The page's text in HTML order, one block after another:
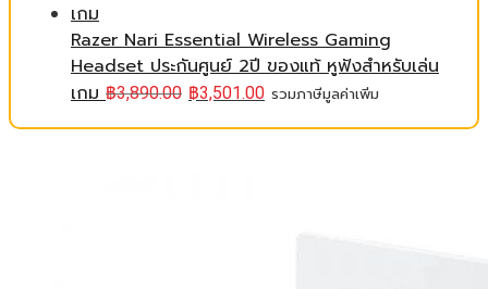
Razer Nari Essential Wireless Gaming
Headset ประกันศูนย์ 2ปี ของแท้ หูฟังสำหรับเล่น
เกม ฿3,890.00 ฿3,501.00 รวมภาษีมูลค่าเพิ่ม